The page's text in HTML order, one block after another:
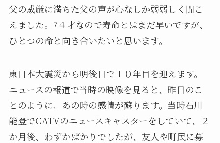
父の威厳に満ちた父の声が心なしか弱弱しく聞こ
えました。7４才なので寿命とはまだ早いですが、
ひとつの命と向き合いたいと思います。
東日本大震災から明後日で１０年目を迎えます。
ニュースの報道で当時の映像を見ると、昨日のこ
とのように、あの時の感情が蘇ります。当時石川
能登でCATVのニュースキャスターをしていて、２
か月後、わずかばかりでしたが、友人や町民に募